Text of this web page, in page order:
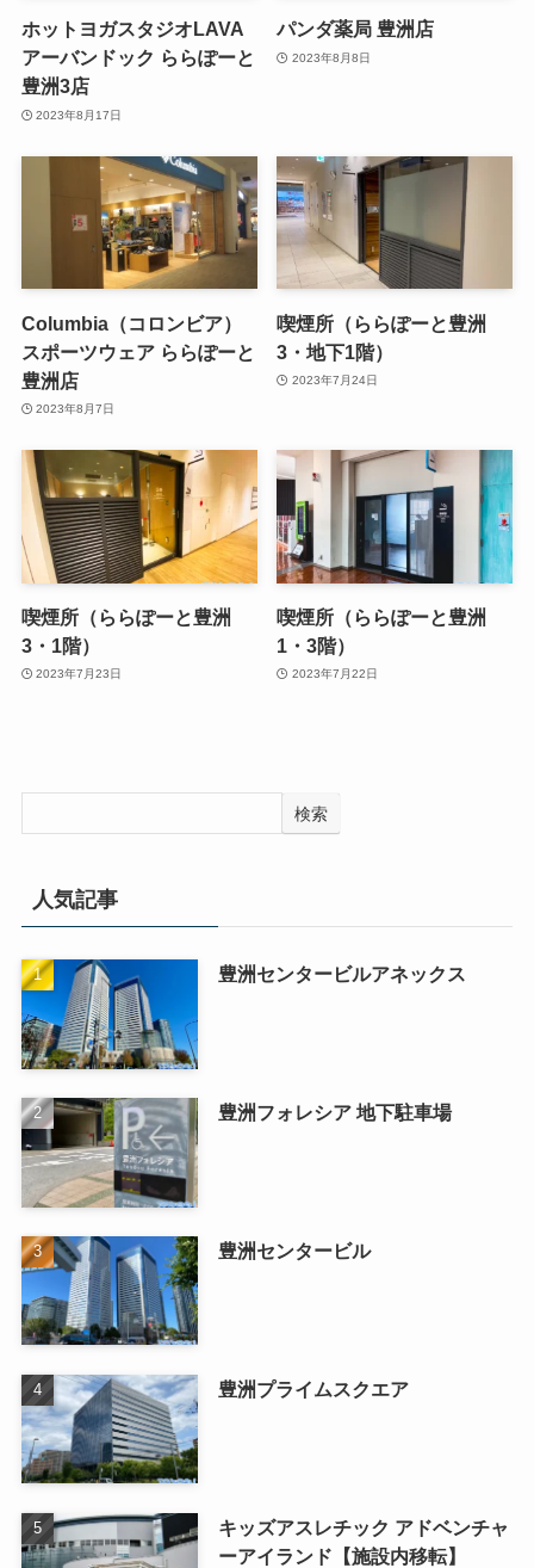
ホットヨガスタジオLAVA
アーバンドック ららぽーと
豊洲3店
2023年8月17日
パンダ薬局 豊洲店
2023年8月8日
Columbia（コロンビア）
スポーツウェア ららぽーと
豊洲店
2023年8月7日
喫煙所（ららぽーと豊洲
3・地下1階）
2023年7月24日
喫煙所（ららぽーと豊洲
3・1階）
2023年7月23日
喫煙所（ららぽーと豊洲
1・3階）
2023年7月22日
検索
人気記事
豊洲センタービルアネックス
豊洲フォレシア 地下駐車場
豊洲センタービル
豊洲プライムスクエア
キッズアスレチック アドベンチャ
ーアイランド【施設内移転】